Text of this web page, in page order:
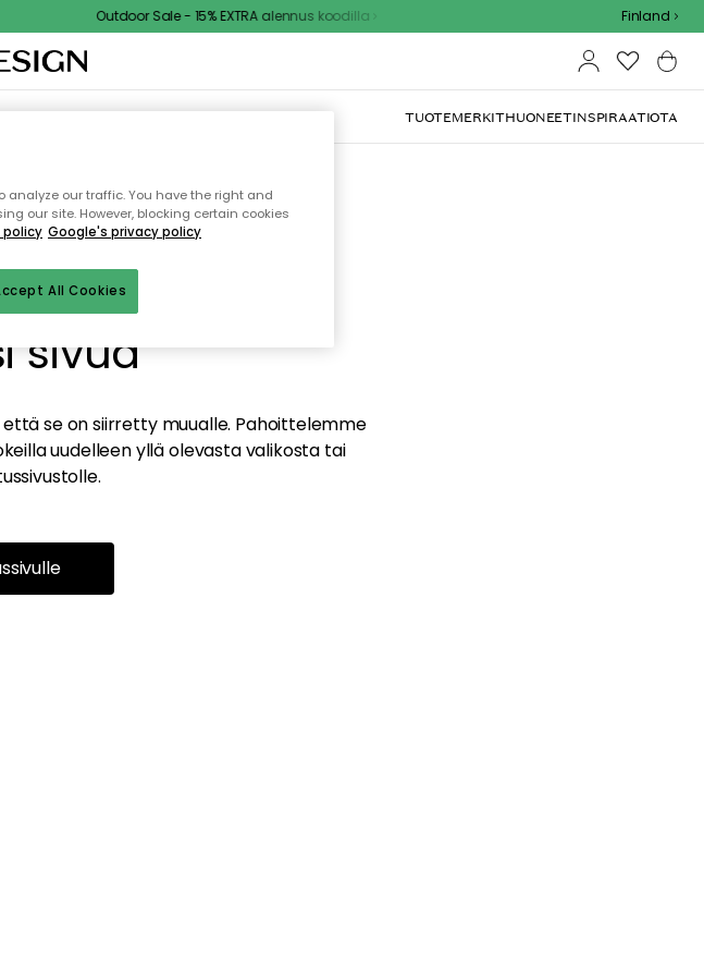
Outdoor Sale - 15% EXTRA alennus koodilla Finland
SÄILYTYSULKOKALUSTEET TUOTEMERKITHUONEETINSPIRAATIOTA
löydä
sivua
että se on siirretty muualle. Pahoittelemme
uudelleen yllä olevasta valikosta tai
our traffic. You have the right and
our site. However, blocking certain cookies
policy Google's privacy policy
All Cookies